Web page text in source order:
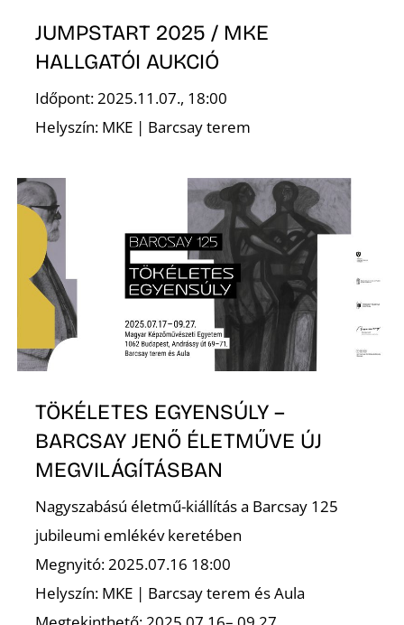
JUMPSTART 2025 / MKE
HALLGATÓI AUKCIÓ
Időpont: 2025.11.07., 18:00
Helyszín: MKE | Barcsay terem
TÖKÉLETES EGYENSÚLY –
BARCSAY JENŐ ÉLETMŰVE ÚJ
MEGVILÁGÍTÁSBAN
Nagyszabású életmű-kiállítás a Barcsay 125
jubileumi emlékév keretében
Megnyitó: 2025.07.16 18:00
Helyszín: MKE | Barcsay terem és Aula